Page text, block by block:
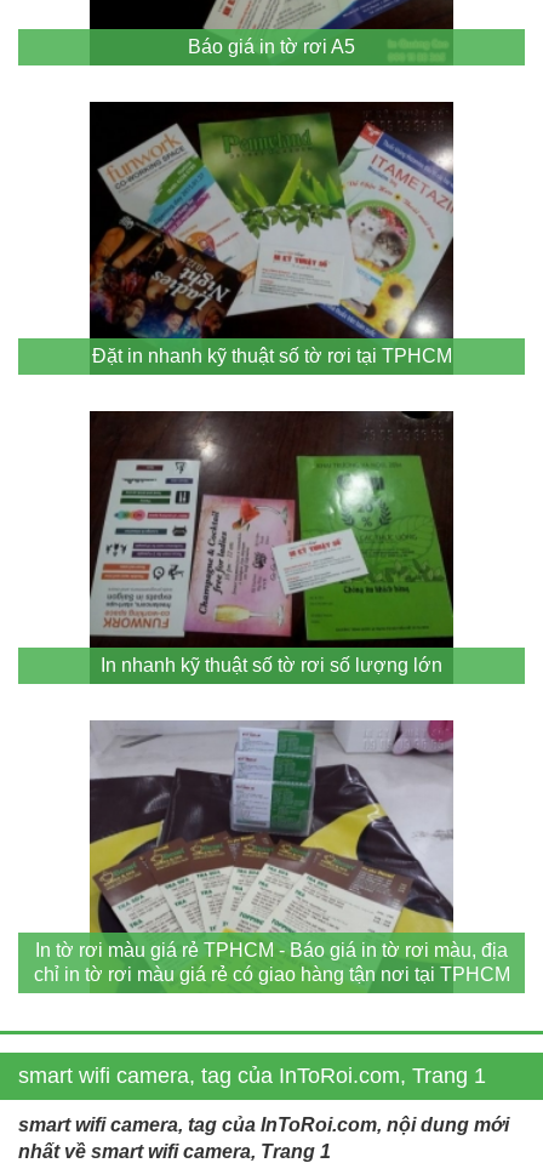
Báo giá in tờ rơi A5
Đặt in nhanh kỹ thuật số tờ rơi tại TPHCM
In nhanh kỹ thuật số tờ rơi số lượng lớn
In tờ rơi màu giá rẻ TPHCM - Báo giá in tờ rơi màu, địa
chỉ in tờ rơi màu giá rẻ có giao hàng tận nơi tại TPHCM
smart wifi camera, tag của InToRoi.com, Trang 1
smart wifi camera, tag của InToRoi.com, nội dung mới
nhất về smart wifi camera, Trang 1